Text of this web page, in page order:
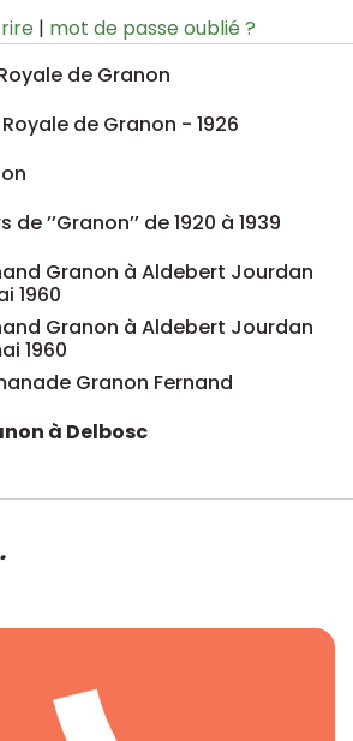
de Granon
de Granon - 1926
’’Granon’’ de 1920 à 1939
Granon à Aldebert Jourdan
1960
Granon à Aldebert Jourdan
1960
Granon Fernand
à Delbosc
| mot de passe oublié ?